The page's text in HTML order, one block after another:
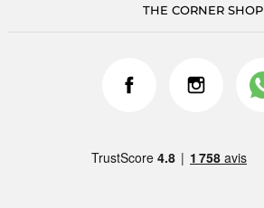
THE CORNER SHOP